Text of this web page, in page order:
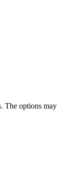
The options may